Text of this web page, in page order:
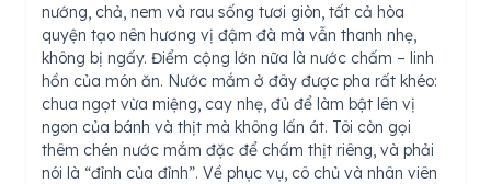
nướng, chả, nem và rau sống tươi giòn, tất cả hòa
quyện tạo nên hương vị đậm đà mà vẫn thanh nhẹ,
không bị ngấy. Điểm cộng lớn nữa là nước chấm – linh
hồn của món ăn. Nước mắm ở đây được pha rất khéo:
chua ngọt vừa miệng, cay nhẹ, đủ để làm bật lên vị
ngon của bánh và thịt mà không lấn át. Tôi còn gọi
thêm chén nước mắm đặc để chấm thịt riêng, và phải
nói là “đỉnh của đỉnh”. Về phục vụ, cô chủ và nhân viên